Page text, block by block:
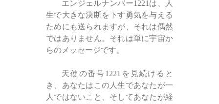
エンジェルナンバー1221は、人
生で大きな決断を下す勇気を与える
ためにも送られますが、それは偶然
ではありません。それは単に宇宙か
らのメッセージです。
天使の番号1221を見続けると
き、あなたはこの人生であなたが一
人ではないこと、そしてあなたが経